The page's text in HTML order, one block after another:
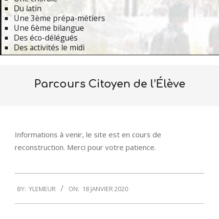
Du latin
Une 3ème prépa-métiers
Une 6ème bilangue
Des éco-délégués
Des activités le midi
Parcours Citoyen de l’Élève
Informations à venir, le site est en cours de
reconstruction. Merci pour votre patience.
01-
18
BY: YLEMEUR ON: 18 JANVIER 2020